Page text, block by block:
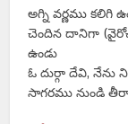
అగ్ని వర్ణము కలిగి
చెందిన దానిగా
ఉండు
ఓ దుర్గా దేవి, నేను
సాగరము నుండి